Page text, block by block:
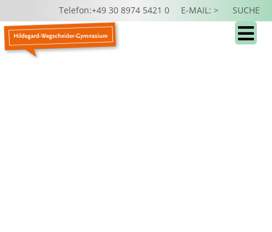
Telefon:+49 30 8974 5421 0 E-MAIL: > SUCHE